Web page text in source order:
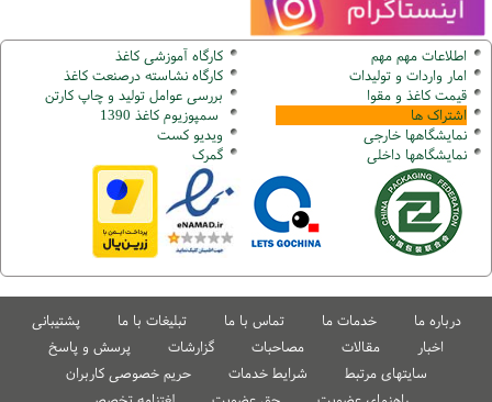
اطلاعات مهم مهم
امار واردات و تولیدات
قیمت کاغذ و مقوا
اشتراک ها
نمایشگاهها خارجی
نمایشگاهها داخلی
کارگاه آموزشی کاغذ
کارگاه نشاسته درصنعت کاغذ
بررسی عوامل تولید و چاپ کارتن
سمپوزیوم کاغذ 1390
ویدیو کست
گمرک
درباره ما خدمات ما تماس با ما تبلیغات با ما
پشتیبانی
اخبار
مقالات مصاحبات گزارشات
پرسش و پاسخ
سایتهای مرتبط
شرایط خدمات
حریم خصوصی کاربران